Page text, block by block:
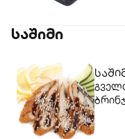
საშიმი